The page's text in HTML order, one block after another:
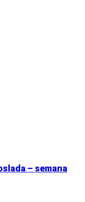
– semana